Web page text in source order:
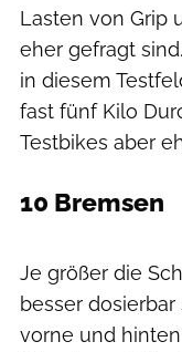
Lasten von Grip
eher gefragt
in diesem
fast fünf Kilo
Testbikes aber
10 Bremsen
Je größer die
besser
vorne und